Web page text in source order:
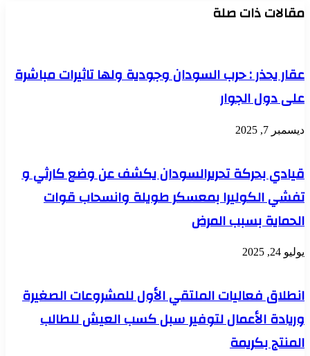
مقالات ذات صلة
عقار يحذر : حرب السودان وجودية ولها تاثيرات مباشرة
على دول الجوار
ديسمبر 7, 2025
قيادي بحركة تحريرالسودان يكشف عن وضع كارثي و
تفشي الكوليرا بمعسكر طويلة وانسحاب قوات
الحماية بسبب المرض
يوليو 24, 2025
انطلاق فعاليات الملتقي الأول للمشروعات الصغيرة
وريادة الأعمال لتوفير سبل كسب العيش للطالب
المنتج بكريمة